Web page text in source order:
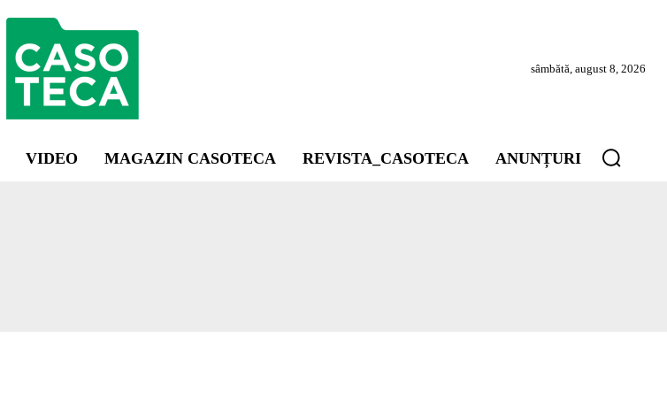
sâmbătă, august 8, 2026
VIDEO MAGAZIN CASOTECA REVISTA_CASOTECA ANUNȚURI